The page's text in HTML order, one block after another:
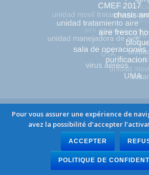
Pour vous assurer une expérience de
avez la possibilité d’accepter
ACCEPTER
POLITIQUE DE